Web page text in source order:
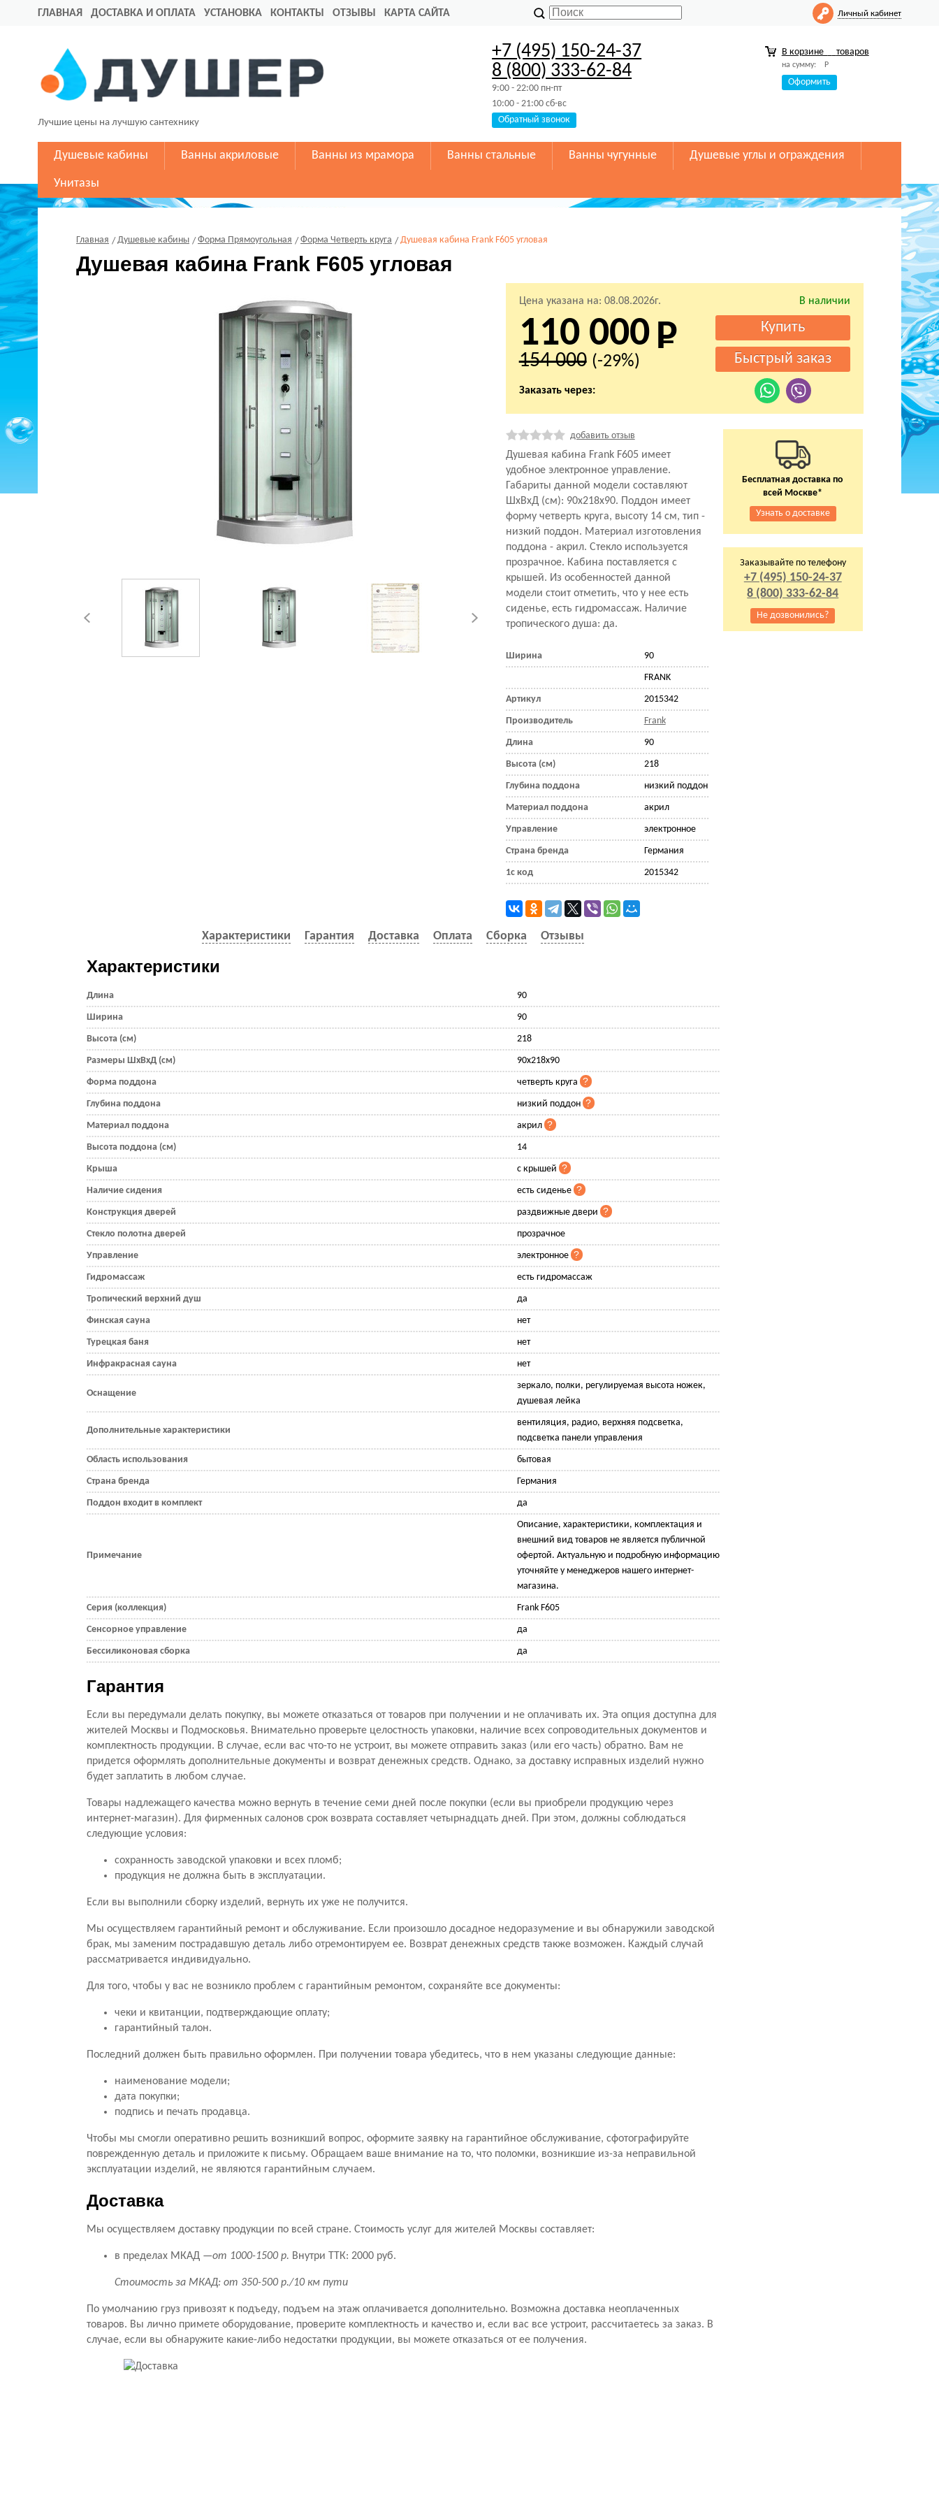
ГЛАВНАЯ ДОСТАВКА И ОПЛАТА УСТАНОВКА КОНТАКТЫ ОТЗЫВЫ КАРТА САЙТА Личный кабинет
Лучшие цены на лучшую сантехнику
+7 (495) 150-24-37
8 (800) 333-62-84
9:00 - 22:00 пн-пт
10:00 - 21:00 сб-вс
Обратный звонок
В корзине товаров
на сумму: Р
Оформить
Душевые кабины Ванны акриловые Ванны из мрамора Ванны стальные Ванны чугунные Душевые углы и ограждения
Унитазы
Главная Душевые кабины Форма Прямоугольная Форма Четверть круга Душевая кабина Frank F605 угловая
Душевая кабина Frank F605 угловая
Цена указана на: 08.08.2026г. В наличии
110 000
154 000 (-29%)
Заказать через:
добавить отзыв
Душевая кабина Frank F605 имеет
удобное электронное управление.
Габариты данной модели составляют
ШхВхД (см): 90x218x90. Поддон имеет
форму четверть круга, высоту 14 см, тип -
низкий поддон. Материал изготовления
поддона - акрил. Стекло используется
прозрачное. Кабина поставляется с
крышей. Из особенностей данной
модели стоит отметить, что у нее есть
сиденье, есть гидромассаж. Наличие
тропического душа: да.
Ширина 90
FRANK
Артикул 2015342
Производитель Frank
Длина 90
Высота (см) 218
Глубина поддона низкий поддон
Материал поддона акрил
Управление электронное
Страна бренда Германия
1с код 2015342
Характеристики Гарантия Доставка Оплата Сборка Отзывы
Характеристики
Длина 90
Ширина 90
Высота (см) 218
Размеры ШхВхД (см) 90x218x90
Форма поддона четверть круга
Глубина поддона низкий поддон
Материал поддона акрил
Высота поддона (см) 14
Крыша с крышей
Наличие сидения есть сиденье
Конструкция дверей раздвижные двери
Стекло полотна дверей прозрачное
Управление электронное
Гидромассаж есть гидромассаж
Тропический верхний душ да
Финская сауна нет
Турецкая баня нет
Инфракрасная сауна нет
Оснащение
зеркало, полки, регулируемая высота ножек,
душевая лейка
Дополнительные характеристики
вентиляция, радио, верхняя подсветка,
подсветка панели управления
Область использования бытовая
Страна бренда Германия
Поддон входит в комплект да
Примечание
Описание, характеристики, комплектация и
внешний вид товаров не является публичной
офертой. Актуальную и подробную информацию
уточняйте у менеджеров нашего интернет-
магазина.
Серия (коллекция) Frank F605
Сенсорное управление да
Бессиликоновая сборка да
Гарантия
Если вы передумали делать покупку, вы можете отказаться от товаров при получении и не оплачивать их. Эта опция доступна для
жителей Москвы и Подмосковья. Внимательно проверьте целостность упаковки, наличие всех сопроводительных документов и
комплектность продукции. В случае, если вас что-то не устроит, вы можете отправить заказ (или его часть) обратно. Вам не
придется оформлять дополнительные документы и возврат денежных средств. Однако, за доставку исправных изделий нужно
будет заплатить в любом случае.
Товары надлежащего качества можно вернуть в течение семи дней после покупки (если вы приобрели продукцию через
интернет-магазин). Для фирменных салонов срок возврата составляет четырнадцать дней. При этом, должны соблюдаться
следующие условия:
сохранность заводской упаковки и всех пломб;
продукция не должна быть в эксплуатации.
Если вы выполнили сборку изделий, вернуть их уже не получится.
Мы осуществляем гарантийный ремонт и обслуживание. Если произошло досадное недоразумение и вы обнаружили заводской
брак, мы заменим пострадавшую деталь либо отремонтируем ее. Возврат денежных средств также возможен. Каждый случай
рассматривается индивидуально.
Для того, чтобы у вас не возникло проблем с гарантийным ремонтом, сохраняйте все документы:
чеки и квитанции, подтверждающие оплату;
гарантийный талон.
Последний должен быть правильно оформлен. При получении товара убедитесь, что в нем указаны следующие данные:
наименование модели;
дата покупки;
подпись и печать продавца.
Чтобы мы смогли оперативно решить возникший вопрос, оформите заявку на гарантийное обслуживание, сфотографируйте
поврежденную деталь и приложите к письму. Обращаем ваше внимание на то, что поломки, возникшие из-за неправильной
эксплуатации изделий, не являются гарантийным случаем.
Доставка
Мы осуществляем доставку продукции по всей стране. Стоимость услуг для жителей Москвы составляет:
в пределах МКАД —от 1000-1500 р. Внутри ТТК: 2000 руб.
Стоимость за МКАД: от 350-500 р./10 км пути
По умолчанию груз привозят к подъеду, подъем на этаж оплачивается дополнительно. Возможна доставка неоплаченных
товаров. Вы лично примете оборудование, проверите комплектность и качество и, если вас все устроит, рассчитаетесь за заказ. В
случае, если вы обнаружите какие-либо недостатки продукции, вы можете отказаться от ее получения.
Бесплатная доставка по
всей Москве*
Узнать о доставке
Заказывайте по телефону
+7 (495) 150-24-37
8 (800) 333-62-84
Не дозвонились?